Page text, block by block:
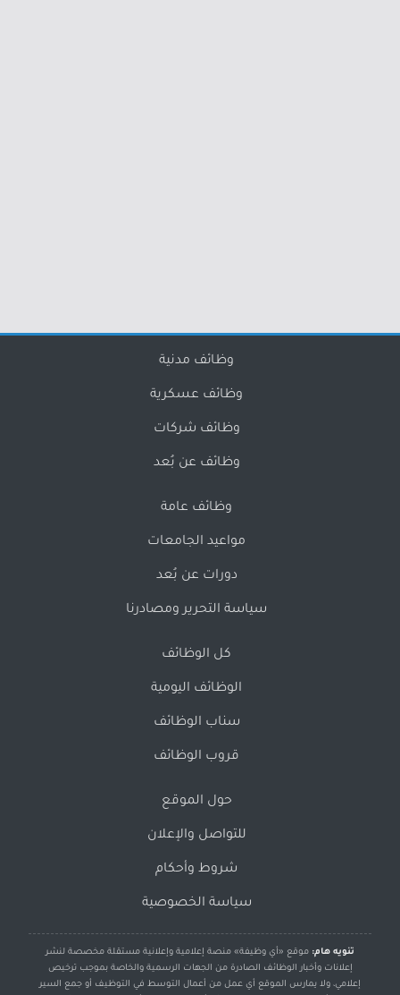
وظائف مدنية
وظائف عسكرية
وظائف شركات
وظائف عن بُعد
وظائف عامة
مواعيد الجامعات
دورات عن بُعد
سياسة التحرير ومصادرنا
كل الوظائف
الوظائف اليومية
سناب الوظائف
قروب الوظائف
حول الموقع
للتواصل والإعلان
شروط وأحكام
سياسة الخصوصية
تنويه هام: موقع «أي وظيفة» منصة إعلامية وإعلانية مستقلة مخصصة لنشر
إعلانات وأخبار الوظائف الصادرة من الجهات الرسمية والخاصة بموجب ترخيص
إعلامي، ولا يمارس الموقع أي عمل من أعمال التوسط في التوظيف أو جمع السير